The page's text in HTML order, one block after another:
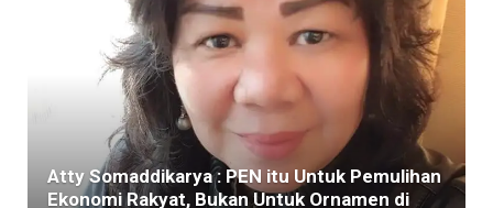
Atty Somaddikarya : PEN itu Untuk Pemulihan
Ekonomi Rakyat, Bukan Untuk Ornamen di